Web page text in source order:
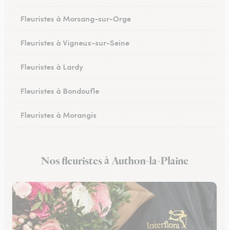
Fleuristes à Morsang-sur-Orge
Fleuristes à Vigneux-sur-Seine
Fleuristes à Lardy
Fleuristes à Bondoufle
Fleuristes à Morangis
Fleuristes à Maisse
Nos fleuristes à Authon-la-Plaine